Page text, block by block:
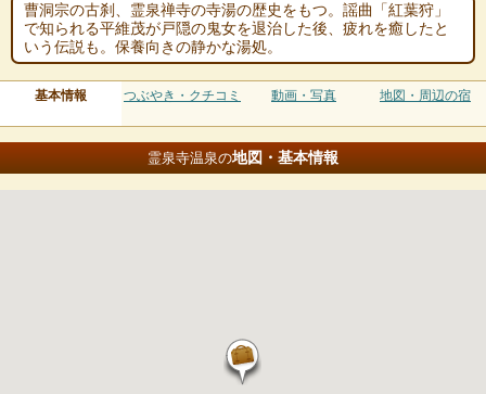
曹洞宗の古刹、霊泉禅寺の寺湯の歴史をもつ。謡曲「紅葉狩」
で知られる平維茂が戸隠の鬼女を退治した後、疲れを癒したと
いう伝説も。保養向きの静かな湯処。
基本情報 つぶやき・クチコミ 動画・写真 地図・周辺の宿
霊泉寺温泉の地図・基本情報